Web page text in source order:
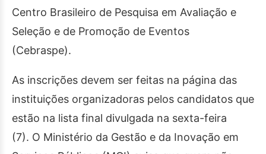
Centro Brasileiro de Pesquisa em Avaliação e
Seleção e de Promoção de Eventos
(Cebraspe).
As inscrições devem ser feitas na página das
instituições organizadoras pelos candidatos que
estão na lista final divulgada na sexta-feira
(7). O Ministério da Gestão e da Inovação em